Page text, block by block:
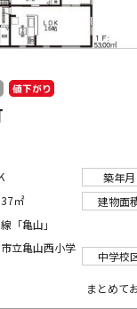
値下がり
築年月
㎡ 建物面
「亀山」
立亀山西小学
中学校
まとめて